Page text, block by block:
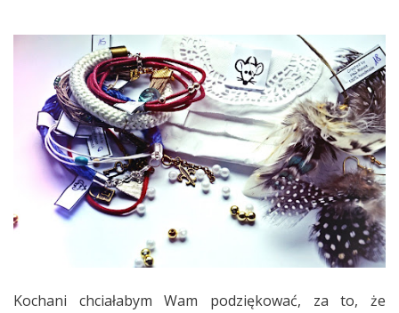
Kochani chciałabym Wam podziękować, za to, że